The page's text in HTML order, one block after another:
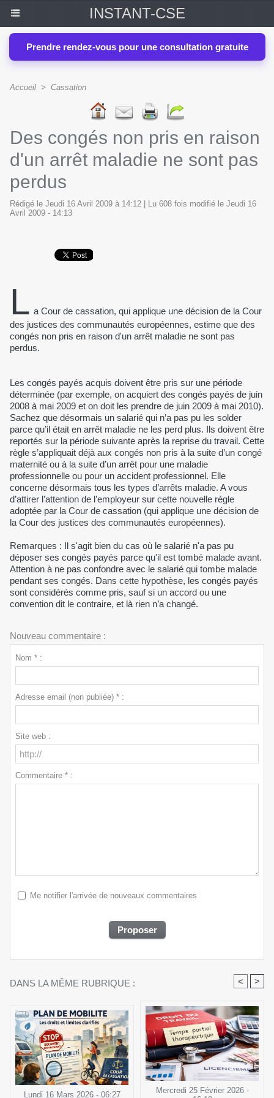
INSTANT-CSE
Prendre rendez-vous pour une consultation gratuite
Accueil > Cassation
Des congés non pris en raison
d'un arrêt maladie ne sont pas
perdus
Rédigé le Jeudi 16 Avril 2009 à 14:12 | Lu 608 fois modifié le Jeudi 16
Avril 2009 - 14:13
L a Cour de cassation, qui applique une décision de la Cour
des justices des communautés européennes, estime que des
congés non pris en raison d'un arrêt maladie ne sont pas
perdus.
Les congés payés acquis doivent être pris sur une période
déterminée (par exemple, on acquiert des congés payés de juin
2008 à mai 2009 et on doit les prendre de juin 2009 à mai 2010).
Sachez que désormais un salarié qui n’a pas pu les solder
parce qu’il était en arrêt maladie ne les perd plus. Ils doivent être
reportés sur la période suivante après la reprise du travail. Cette
règle s’appliquait déjà aux congés non pris à la suite d’un congé
maternité ou à la suite d’un arrêt pour une maladie
professionnelle ou pour un accident professionnel. Elle
concerne désormais tous les types d’arrêts maladie. A vous
d’attirer l’attention de l’employeur sur cette nouvelle règle
adoptée par la Cour de cassation (qui applique une décision de
la Cour des justices des communautés européennes).
Remarques : Il s'agit bien du cas où le salarié n'a pas pu
déposer ses congés payés parce qu'il est tombé malade avant.
Attention à ne pas confondre avec le salarié qui tombe malade
pendant ses congés. Dans cette hypothèse, les congés payés
sont considérés comme pris, sauf si un accord ou une
convention dit le contraire, et là rien n’a changé.
Nouveau commentaire :
Nom * :
Adresse email (non publiée) * :
Site web :
Commentaire * :
Me notifier l'arrivée de nouveaux commentaires
DANS LA MÊME RUBRIQUE : < >
Lundi 16 Mars 2026 - 06:27
Mercredi 25 Février 2026 -